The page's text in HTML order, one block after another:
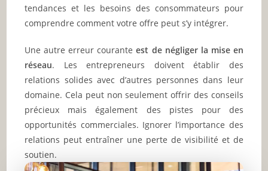
tendances et les besoins des consommateurs pour
comprendre comment votre offre peut s’y intégrer.
Une autre erreur courante est de négliger la mise en
réseau. Les entrepreneurs doivent établir des
relations solides avec d’autres personnes dans leur
domaine. Cela peut non seulement offrir des conseils
précieux mais également des pistes pour des
opportunités commerciales. Ignorer l’importance des
relations peut entraîner une perte de visibilité et de
soutien.